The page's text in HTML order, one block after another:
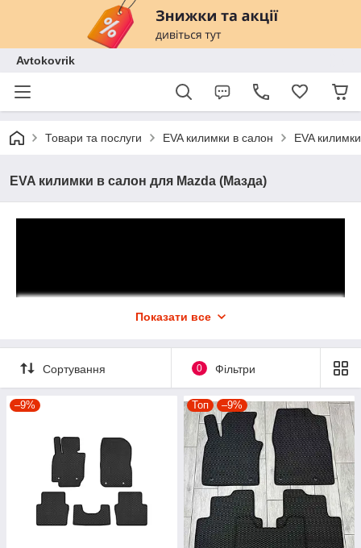
Avtokovrik
Товари та послуги EVA килимки в салон EVA
EVA килимки в салон для Mazda (Мазда)
Показати все
Сортування 0 Фільтри
–9% Топ –9%